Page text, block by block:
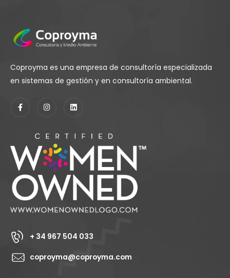
Coproyma es una empresa de consultoría especializada
en sistemas de gestión y en consultoría ambiental.
+ 34 967 504 033
coproyma@coproyma.com